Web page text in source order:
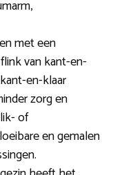
met een
van kant-en-
en-klaar
zorg en
of
en gemalen